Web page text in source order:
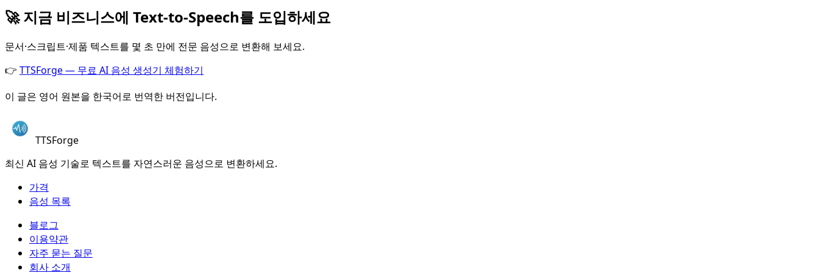
🚀 지금 비즈니스에 Text-to-Speech를 도입하세요
문서·스크립트·제품 텍스트를 몇 초 만에 전문 음성으로 변환해 보세요.
👉 TTSForge — 무료 AI 음성 생성기 체험하기
이 글은 영어 원본을 한국어로 번역한 버전입니다.
TTSForge
최신 AI 음성 기술로 텍스트를 자연스러운 음성으로 변환하세요.
가격
음성 목록
블로그
이용약관
자주 묻는 질문
회사 소개